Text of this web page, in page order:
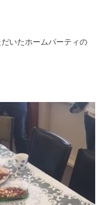
いたホームパーティの